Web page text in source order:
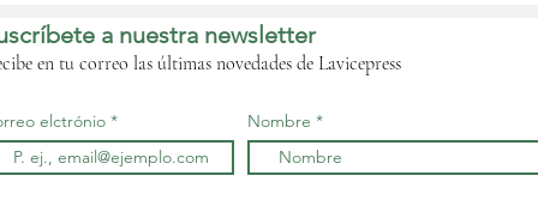
de
en Sanidad‎
a nuestra newsletter
en tu correo las últimas novedades de Lavicepress
elctrónio Nombre